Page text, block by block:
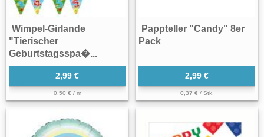
Wimpel-Girlande
"Tierischer
Geburtstagsspa�...
2,99 €
0,50 € / m
Pappteller "Candy" 8er
Pack
2,99 €
0,37 € / Stk.